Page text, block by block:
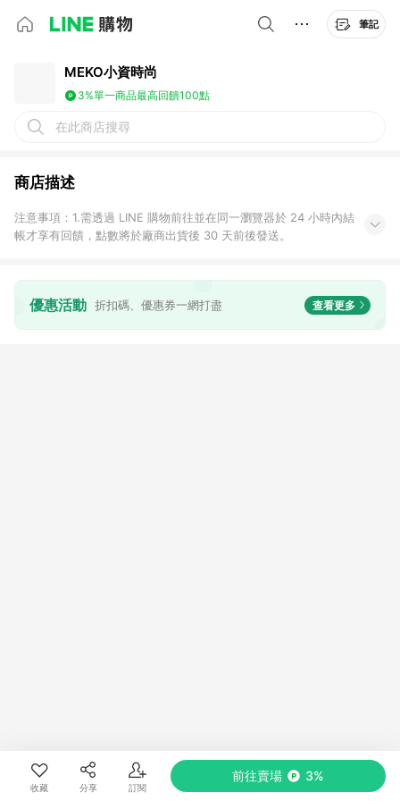
筆記
MEKO小資時尚
3%單一商品最高回饋100點
在此商店搜尋
商店描述
注意事項：1.需透過 LINE 購物前往並在同一瀏覽器於 24 小時內結
帳才享有回饋，點數將於廠商出貨後 30 天前後發送。
優惠活動 折扣碼、優惠券一網打盡 查看更多
收藏 分享 訂閱
前往賣場 3%